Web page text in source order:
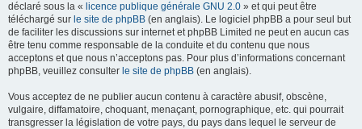
déclaré sous la « licence publique générale GNU 2.0 » et qui peut être
téléchargé sur le site de phpBB (en anglais). Le logiciel phpBB a pour seul but
de faciliter les discussions sur internet et phpBB Limited ne peut en aucun cas
être tenu comme responsable de la conduite et du contenu que nous
acceptons et que nous n’acceptons pas. Pour plus d’informations concernant
phpBB, veuillez consulter le site de phpBB (en anglais).
Vous acceptez de ne publier aucun contenu à caractère abusif, obscène,
vulgaire, diffamatoire, choquant, menaçant, pornographique, etc. qui pourrait
transgresser la législation de votre pays, du pays dans lequel le serveur de